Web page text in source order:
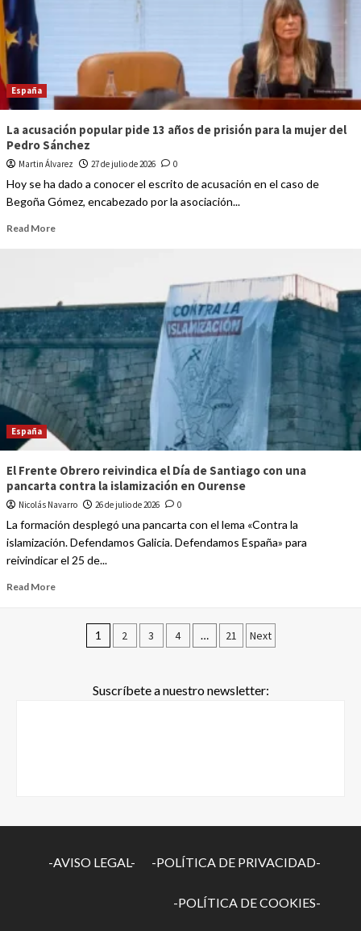
España
La acusación popular pide 13 años de prisión para la mujer del
Pedro Sánchez
Martin Álvarez 27 de julio de 2026 0
Hoy se ha dado a conocer el escrito de acusación en el caso de
Begoña Gómez, encabezado por la asociación...
Read More
España
El Frente Obrero reivindica el Día de Santiago con una
pancarta contra la islamización en Ourense
Nicolás Navarro 26 de julio de 2026 0
La formación desplegó una pancarta con el lema «Contra la
islamización. Defendamos Galicia. Defendamos España» para
reivindicar el 25 de...
Read More
1 2 3 4 … 21 Next
Suscríbete a nuestro newsletter:
-AVISO LEGAL- -POLÍTICA DE PRIVACIDAD-
-POLÍTICA DE COOKIES-